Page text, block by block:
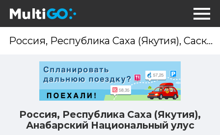
Россия, Республика Саха (Якутия),
Анабарский Национальный улус